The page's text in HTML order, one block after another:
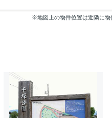
※地図上の物件位置は近隣に物